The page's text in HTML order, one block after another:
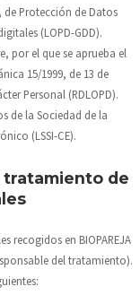
de Protección de Datos
(LOPD-GDD).
por el que se aprueba el
15/1999, de 13 de
Personal (RDLOPD).
de la Sociedad de la
(LSSI-CE).
tratamiento de
recogidos en BIOPAREJA
del tratamiento).